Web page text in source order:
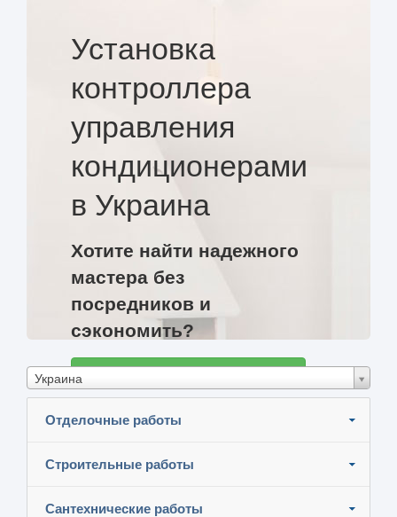
Установка
контроллера
управления
кондиционерами
в Украина
Хотите найти надежного
мастера без
посредников и
сэкономить?
Украина
Отделочные работы
Строительные работы
Сантехнические работы